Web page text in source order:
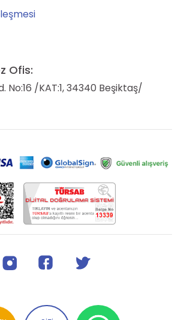
Ofis:
No:16 /KAT:1, 34340 Beşiktaş/